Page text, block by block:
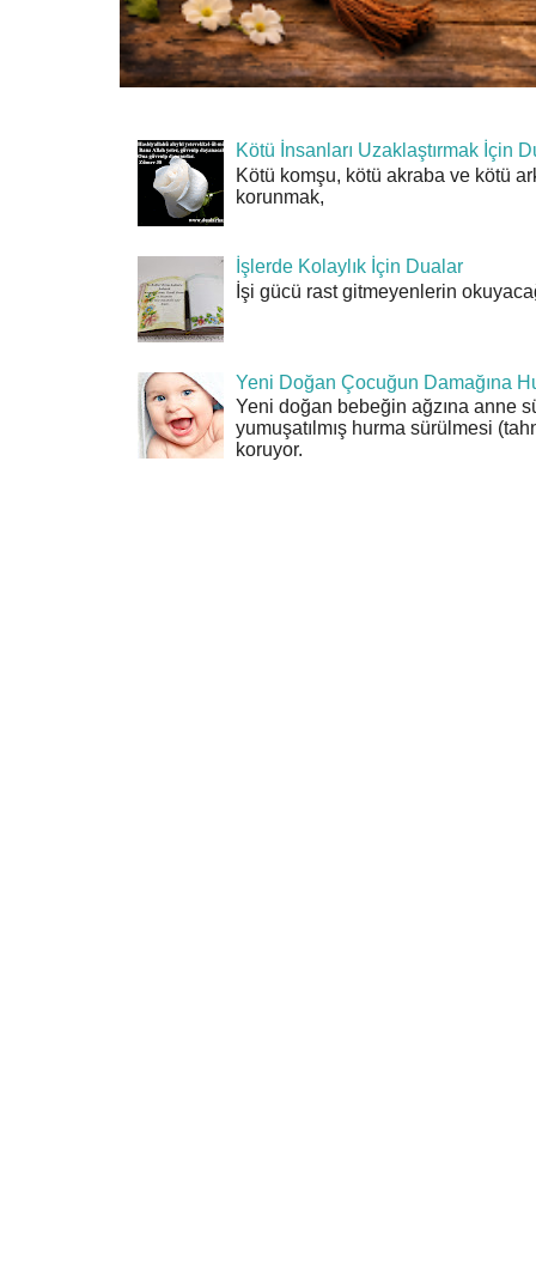
Kötü İnsanları Uzaklaştırmak İçin
Kötü komşu, kötü akraba ve kötü
korunmak,
İşlerde Kolaylık İçin Dualar
İşi gücü rast gitmeyenlerin
Yeni Doğan Çocuğun Damağına
Yeni doğan bebeğin ağzına anne
yumuşatılmış hurma sürülmesi
koruyor.